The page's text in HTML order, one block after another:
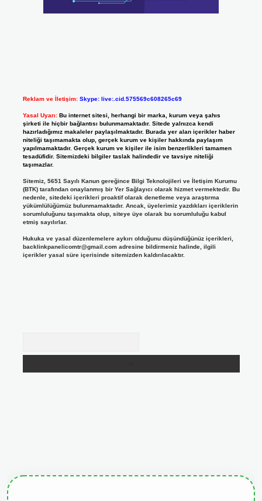
Reklam ve İletişim: Skype: live:.cid.575569c608265c69
Yasal Uyarı: Bu internet sitesi, herhangi bir marka, kurum veya şahıs
şirketi ile hiçbir bağlantısı bulunmamaktadır. Sitede yalnızca kendi
hazırladığımız makaleler paylaşılmaktadır. Burada yer alan içerikler haber
niteliği taşımamakta olup, gerçek kurum ve kişiler hakkında paylaşım
yapılmamaktadır. Gerçek kurum ve kişiler ile isim benzerlikleri tamamen
tesadüfidir. Sitemizdeki bilgiler taslak halindedir ve tavsiye niteliği
taşımazlar.
Sitemiz, 5651 Sayılı Kanun gereğince Bilgi Teknolojileri ve İletişim Kurumu
(BTK) tarafından onaylanmış bir Yer Sağlayıcı olarak hizmet vermektedir. Bu
nedenle, sitedeki içerikleri proaktif olarak denetleme veya araştırma
yükümlülüğümüz bulunmamaktadır. Ancak, üyelerimiz yazdıkları içeriklerin
sorumluluğunu taşımakta olup, siteye üye olarak bu sorumluluğu kabul
etmiş sayılırlar.
Hukuka ve yasal düzenlemelere aykırı olduğunu düşündüğünüz içerikleri,
backlinkpanelicomtr@gmail.comadresine bildirmeniz halinde, ilgili
içerikler yasal süre içerisinde sitemizden kaldırılacaktır.